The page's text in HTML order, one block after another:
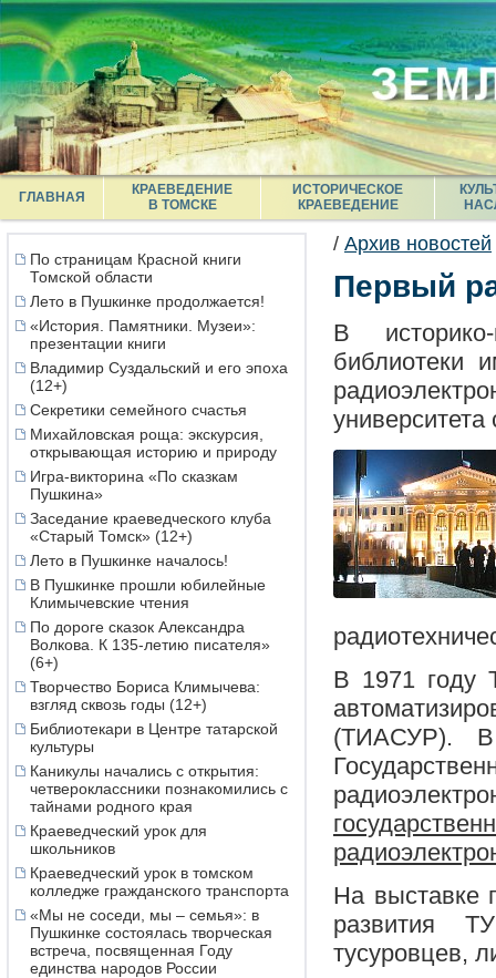
ГЛАВНАЯ
КРАЕВЕДЕНИЕ
В ТОМСКЕ
ИСТОРИЧЕСКОЕ
КРАЕВЕДЕНИЕ
По страницам Красной книги
Томской области
Лето в Пушкинке продолжается!
«История. Памятники. Музеи»:
презентации книги
Владимир Суздальский и его эпоха
(12+)
Секретики семейного счастья
Михайловская роща: экскурсия,
открывающая историю и природу
Игра-викторина «По сказкам
Пушкина»
Заседание краеведческого клуба
«Старый Томск» (12+)
Лето в Пушкинке началось!
В Пушкинке прошли юбилейные
Климычевские чтения
По дороге сказок Александра
Волкова. К 135-летию писателя»
(6+)
Творчество Бориса Климычева:
взгляд сквозь годы (12+)
Библиотекари в Центре татарской
культуры
Каникулы начались с открытия:
четвероклассники познакомились с
тайнами родного края
Краеведческий урок для
школьников
Краеведческий урок в томском
колледже гражданского транспорта
«Мы не соседи, мы – семья»: в
Пушкинке состоялась творческая
встреча, посвященная Году
единства народов России
/ Архив новостей
Первый
В
библиотеки
В 1971 году
(ТИАСУР).
На выставке
развития
тусуровцев,